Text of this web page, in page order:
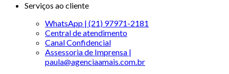
Serviços ao cliente
WhatsApp | (21) 97971-2181
Central de atendimento
Canal Confidencial
Assessoria de Imprensa |
paula@agenciaamais.com.br